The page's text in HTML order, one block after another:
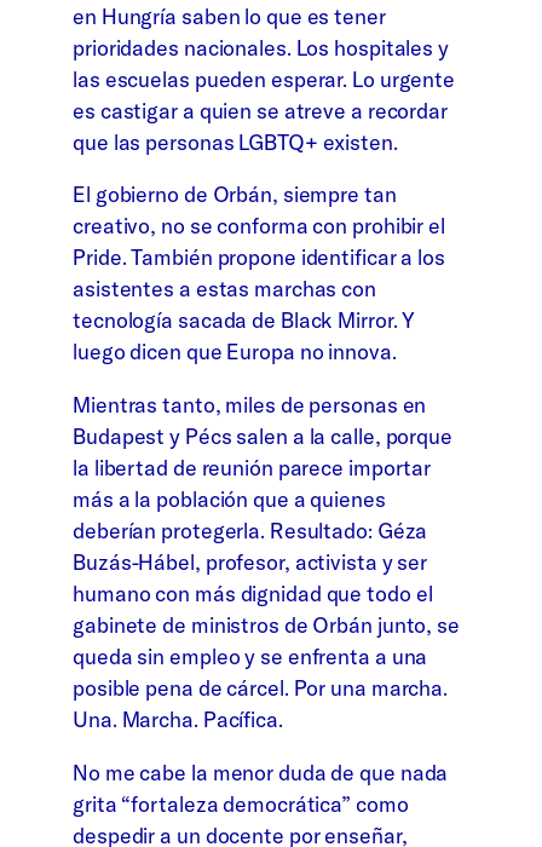
en Hungría saben lo que es tener
prioridades nacionales. Los hospitales y
las escuelas pueden esperar. Lo urgente
es castigar a quien se atreve a recordar
que las personas LGBTQ+ existen.
El gobierno de Orbán, siempre tan
creativo, no se conforma con prohibir el
Pride. También propone identificar a los
asistentes a estas marchas con
tecnología sacada de Black Mirror. Y
luego dicen que Europa no innova.
Mientras tanto, miles de personas en
Budapest y Pécs salen a la calle, porque
la libertad de reunión parece importar
más a la población que a quienes
deberían protegerla. Resultado: Géza
Buzás-Hábel, profesor, activista y ser
humano con más dignidad que todo el
gabinete de ministros de Orbán junto, se
queda sin empleo y se enfrenta a una
posible pena de cárcel. Por una marcha.
Una. Marcha. Pacífica.
No me cabe la menor duda de que nada
grita “fortaleza democrática” como
despedir a un docente por enseñar,